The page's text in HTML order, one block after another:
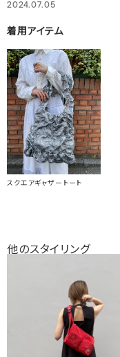
2024.07.05
着用アイテム
スクエアギャザートート
他のスタイリング